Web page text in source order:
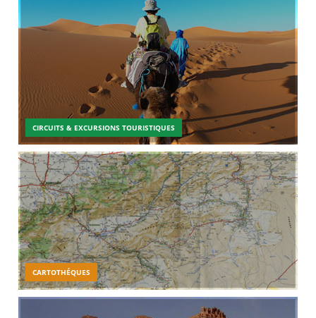
CIRCUITS & EXCURSIONS TOURISTIQUES
CARTOTHÉQUES